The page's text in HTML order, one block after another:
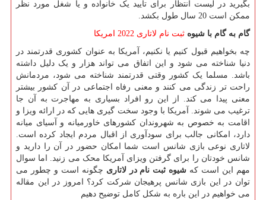
بگیرید در لیست انتظار برای تایید یک خانواده و یا شغل مورد نظر
ممکن است 20 سال طول بکشد.
گام به گام با شیوه ثبت نام لاتاری 2022 امریکا
چه بخواهیم قبول کنیم یا نکنیم، آمریکا به عنوان کشوری قدرتمند در
دنیا شناخته می شود و این اتفاق می تواند هزار و یک دلیل داشته
باشد. مسلما یک کشور وقتی قدرتمند شناخته می شود، مردمانش
راحت تر زندگی می کنند و معنی رفاه اجتماعی در آن کشور بیشتر
معنی پیدا می کند. از این رو افراد بسیاری به مهاجرت به آن جا
ترغیب می شوند. آمریکا با وجود سخت گیری هایی که در ارائه ویزا و
اقامت به خصوص به شهروندان کشورهای خاورمیانه و آسیای میانه
دارد، امکانی جالب برای سودآوری از اقبال مردم ایجاد کرده است.
لاتاری نوعی بازی شانس است شما امکان حضور در آن را دارید و
شانس خودتان را برای گرفتن ویزای آمریکا محک می زنید. اما سوال
مهم این است که شیوه ثبت نام در لاتاری چگونه است و چطور می
توان در این بازی شانس پرهیجان شرکت کرد؟ امروز در این مقاله
می خواهیم در این باره به شکل کامل توضیح دهیم